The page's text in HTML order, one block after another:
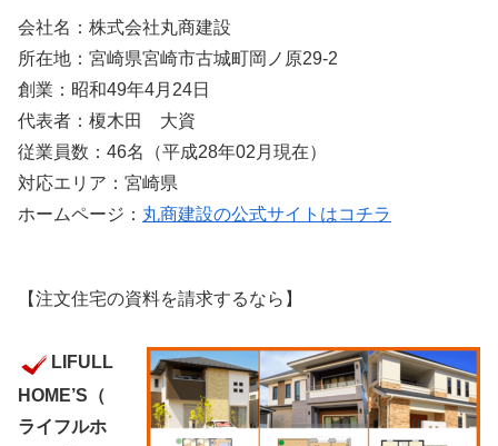
会社名：株式会社丸商建設
所在地：宮崎県宮崎市古城町岡ノ原29-2
創業：昭和49年4月24日
代表者：榎木田 大資
従業員数：46名（平成28年02月現在）
対応エリア：宮崎県
ホームページ： 丸商建設の公式サイトはコチラ
【注文住宅の資料を請求するなら】
LIFULL
HOME’S（
ライフルホ